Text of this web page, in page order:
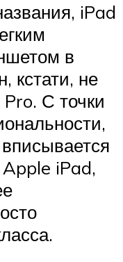
iPad
в
кстати, не
Pro. С точки
Apple iPad,